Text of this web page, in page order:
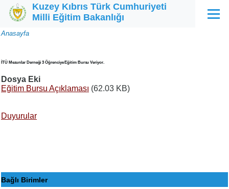
Ana içeriğe atla
Kuzey Kıbrıs Türk Cumhuriyeti
Milli Eğitim Bakanlığı
Menü
Sayfa
Anasayfa
İTÜ Mezunlar Derneği 3 Öğrenciye Eğitim Bursu Veriyor.
Dosya Eki
Eğitim Bursu Açıklaması (62.03 KB)
Duyurular
Bağlı Birimler